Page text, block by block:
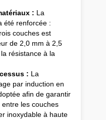
: La
été renforcée :
couches est
de 2,0 mm à 2,5
résistance à la
: La
par induction en
afin de garantir
les couches
inoxydable à haute